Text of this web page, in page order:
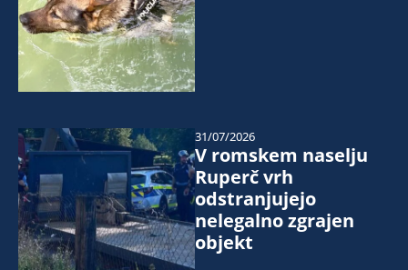
V romskem naselju
Ruperč vrh
odstranjujejo
nelegalno zgrajen
objekt
31/07/2026